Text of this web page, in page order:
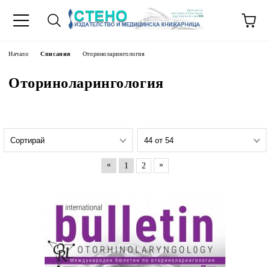
Начало Списания Оториноларингология
Оториноларингология
« 1 2 »